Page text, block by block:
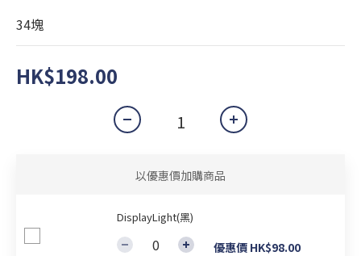
34塊
HK$198.00
以優惠價加購商品
DisplayLight(黑)
優惠價 HK$98.00